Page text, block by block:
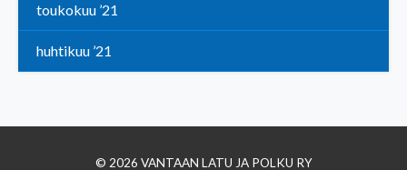
toukokuu ’21
huhtikuu ’21
© 2026 VANTAAN LATU JA POLKU RY